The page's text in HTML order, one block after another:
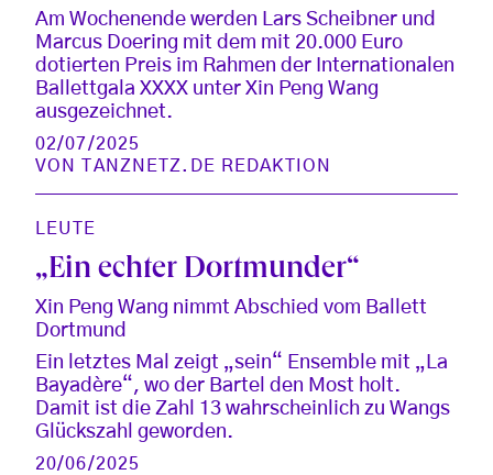
Am Wochenende werden Lars Scheibner und
Marcus Doering mit dem mit 20.000 Euro
dotierten Preis im Rahmen der Internationalen
Ballettgala XXXX unter Xin Peng Wang
ausgezeichnet.
02/07/2025
VON
TANZNETZ.DE REDAKTION
LEUTE
„Ein echter Dortmunder“
Xin Peng Wang nimmt Abschied vom Ballett
Dortmund
Ein letztes Mal zeigt „sein“ Ensemble mit „La
Bayadère“, wo der Bartel den Most holt.
Damit ist die Zahl 13 wahrscheinlich zu Wangs
Glückszahl geworden.
20/06/2025